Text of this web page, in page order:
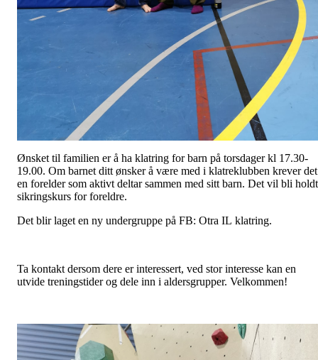
Ønsket til familien er å ha klatring for barn på torsdager kl 17.30-
19.00. Om barnet ditt ønsker å være med i klatreklubben krever det
en forelder som aktivt deltar sammen med sitt barn. Det vil bli holdt
sikringskurs for foreldre.
Det blir laget en ny undergruppe på FB: Otra IL klatring.
Ta kontakt dersom dere er interessert, ved stor interesse kan en
utvide treningstider og dele inn i aldersgrupper. Velkommen!